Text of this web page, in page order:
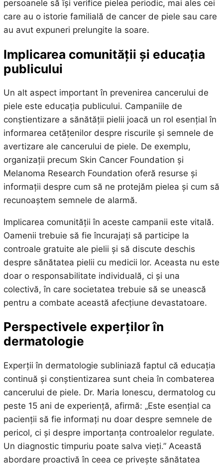
persoanele să își verifice pielea periodic, mai ales cei
care au o istorie familială de cancer de piele sau care
au avut expuneri prelungite la soare.
Implicarea comunității și educația
publicului
Un alt aspect important în prevenirea cancerului de
piele este educația publicului. Campaniile de
conștientizare a sănătății pielii joacă un rol esențial în
informarea cetățenilor despre riscurile și semnele de
avertizare ale cancerului de piele. De exemplu,
organizații precum Skin Cancer Foundation și
Melanoma Research Foundation oferă resurse și
informații despre cum să ne protejăm pielea și cum să
recunoaștem semnele de alarmă.
Implicarea comunității în aceste campanii este vitală.
Oamenii trebuie să fie încurajați să participe la
controale gratuite ale pielii și să discute deschis
despre sănătatea pielii cu medicii lor. Aceasta nu este
doar o responsabilitate individuală, ci și una
colectivă, în care societatea trebuie să se unească
pentru a combate această afecțiune devastatoare.
Perspectivele experților în
dermatologie
Experții în dermatologie subliniază faptul că educația
continuă și conștientizarea sunt cheia în combaterea
cancerului de piele. Dr. Maria Ionescu, dermatolog cu
peste 15 ani de experiență, afirmă: „Este esențial ca
pacienții să fie informați nu doar despre semnele de
pericol, ci și despre importanța controalelor regulate.
Un diagnostic timpuriu poate salva vieți.” Această
abordare proactivă în ceea ce privește sănătatea